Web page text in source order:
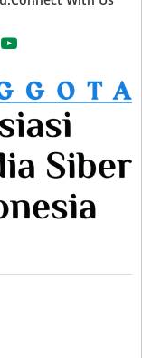
youtube